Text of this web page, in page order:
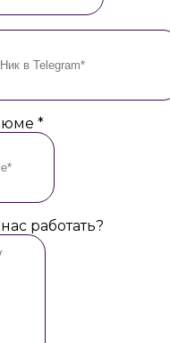
*
работать?